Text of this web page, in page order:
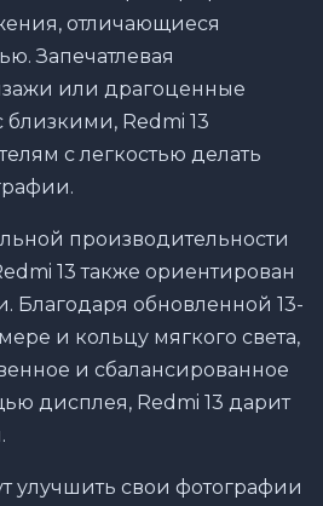
отличающиеся
Запечатлевая
или драгоценные
Redmi 13
с легкостью делать
производительности
13 также ориентирован
Благодаря обновленной 13-
и кольцу мягкого света,
и сбалансированное
дисплея, Redmi 13 дарит
улучшить свои фотографии